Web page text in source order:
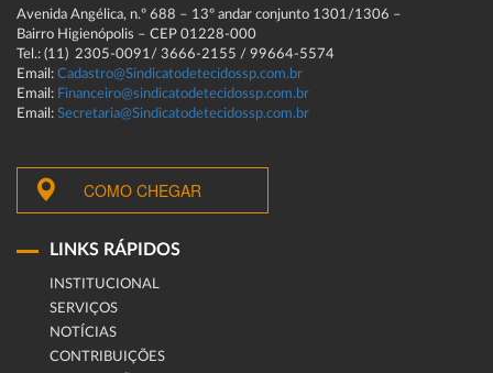
Avenida Angélica, n.º 688 – 13º andar conjunto 1301/1306 –
Bairro Higienópolis – CEP 01228-000
Tel.: (11) 2305-0091/ 3666-2155 / 99664-5574
Email: Cadastro@Sindicatodetecidossp.com.br
Email: Financeiro@sindicatodetecidossp.com.br
Email: Secretaria@Sindicatodetecidossp.com.br
COMO CHEGAR
LINKS RÁPIDOS
INSTITUCIONAL
SERVIÇOS
NOTÍCIAS
CONTRIBUIÇÕES